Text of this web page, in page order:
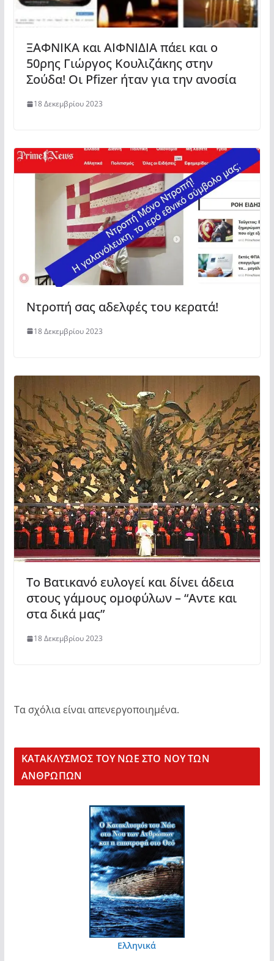
ΞΑΦΝΙΚΑ και ΑΙΦΝΙΔΙΑ πάει και ο
50ρης Γιώργος Κουλιζάκης στην
Σούδα! Οι Pfizer ήταν για την ανοσία
18 Δεκεμβρίου 2023
Ντροπή σας αδελφές του κερατά!
18 Δεκεμβρίου 2023
Το Βατικανό ευλογεί και δίνει άδεια
στους γάμους ομοφύλων – “Αντε και
στα δικά μας”
18 Δεκεμβρίου 2023
Τα σχόλια είναι απενεργοποιημένα.
KΑΤΑΚΛΥΣΜΟΣ ΤΟΥ ΝΩΕ ΣΤΟ ΝΟΥ ΤΩΝ
ΑΝΘΡΩΠΩΝ
Ελληνικά